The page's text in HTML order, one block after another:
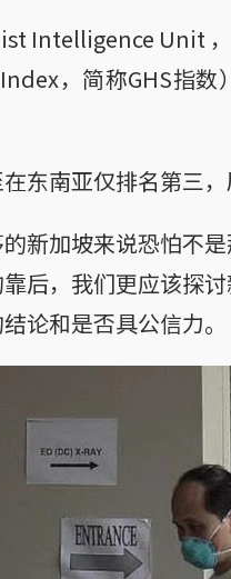
Intelligence Unit
，简称GHS指数
东南亚仅排名第三
新加坡来说恐怕不
后，我们更应该探
论和是否具公信力。